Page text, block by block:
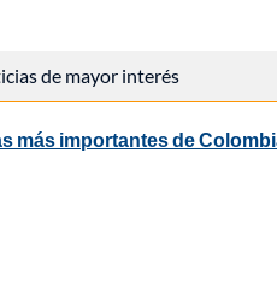
de mayor interés
más importantes de